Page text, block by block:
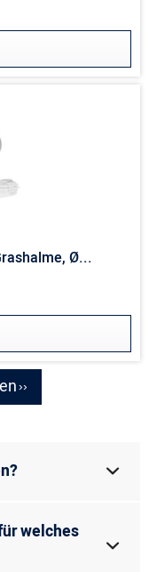
Ø...
welches